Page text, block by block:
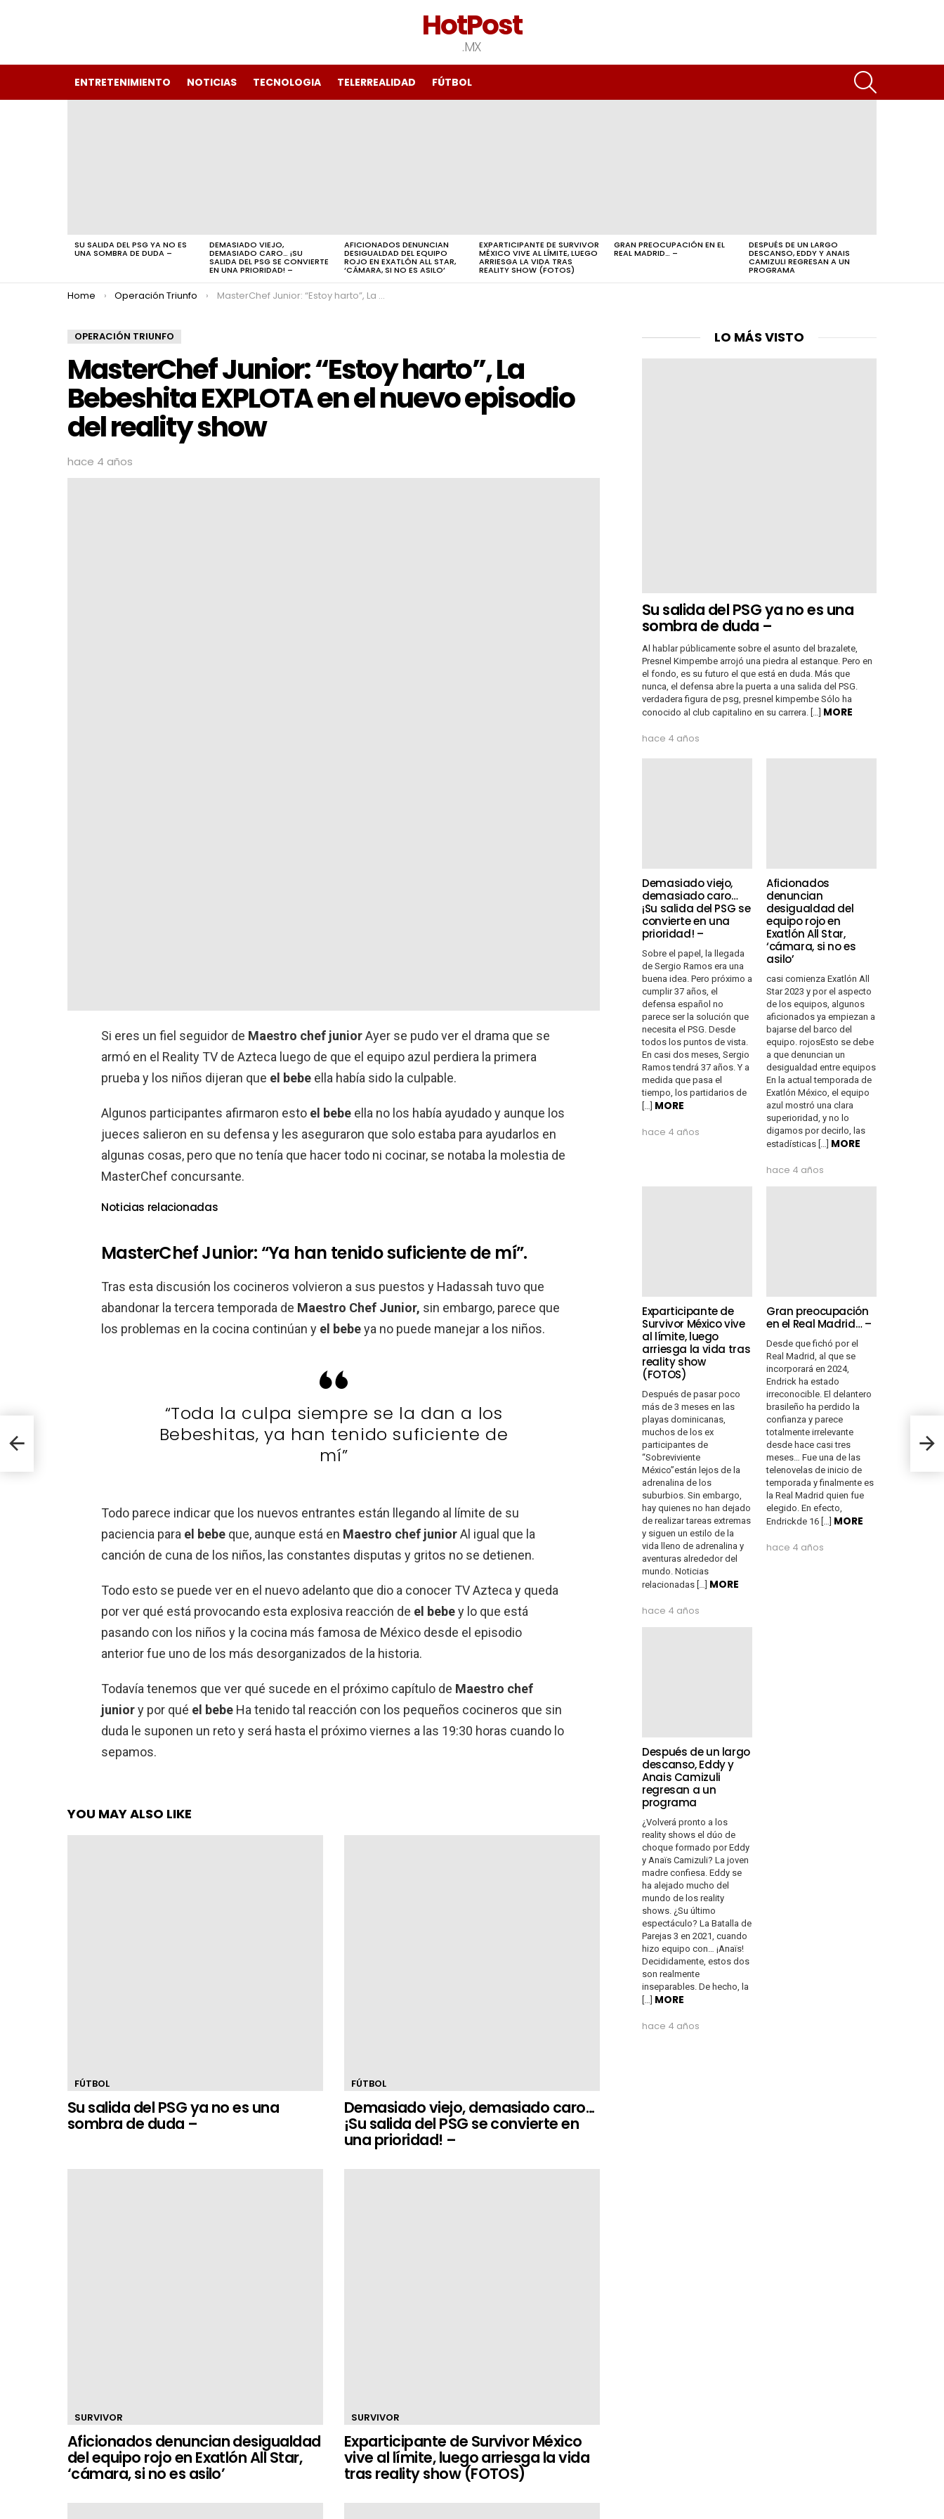
HotPost
.MX
ENTRETENIMIENTO NOTICIAS TECNOLOGIA TELERREALIDAD FÚTBOL
SU SALIDA DEL PSG YA NO ES
UNA SOMBRA DE DUDA –
DEMASIADO VIEJO,
DEMASIADO CARO… ¡SU
SALIDA DEL PSG SE CONVIERTE
EN UNA PRIORIDAD! –
AFICIONADOS DENUNCIAN
DESIGUALDAD DEL EQUIPO
ROJO EN EXATLÓN ALL STAR,
‘CÁMARA, SI NO ES ASILO’
EXPARTICIPANTE DE SURVIVOR
MÉXICO VIVE AL LÍMITE, LUEGO
ARRIESGA LA VIDA TRAS
REALITY SHOW (FOTOS)
GRAN PREOCUPACIÓN EN EL
REAL MADRID… –
DESPUÉS DE UN LARGO
DESCANSO, EDDY Y ANAIS
CAMIZULI REGRESAN A UN
PROGRAMA
You are here:
Home Operación Triunfo MasterChef Junior: “Estoy harto”, La Bebeshita EXPLOTA en el nuevo episodio del reality show
OPERACIÓN TRIUNFO
MasterChef Junior: “Estoy harto”, La
Bebeshita EXPLOTA en el nuevo episodio
del reality show
hace 4 años
Si eres un fiel seguidor de Maestro chef juniorAyer se pudo ver el drama que se
armó en el Reality TV de Azteca luego de que el equipo azul perdiera la primera
prueba y los niños dijeran que el bebe ella había sido la culpable.
Algunos participantes afirmaron esto el bebe ella no los había ayudado y aunque los
jueces salieron en su defensa y les aseguraron que solo estaba para ayudarlos en
algunas cosas, pero que no tenía que hacer todo ni cocinar, se notaba la molestia de
MasterChef concursante.
Noticias relacionadas
MasterChef Junior: “Ya han tenido suficiente de mí”.
Tras esta discusión los cocineros volvieron a sus puestos y Hadassah tuvo que
abandonar la tercera temporada de Maestro Chef Junior, sin embargo, parece que
los problemas en la cocina continúan y el bebeya no puede manejar a los niños.
“Toda la culpa siempre se la dan a los
Bebeshitas, ya han tenido suficiente de
mí”
Todo parece indicar que los nuevos entrantes están llegando al límite de su
paciencia para el bebe que, aunque está en Maestro chef juniorAl igual que la
canción de cuna de los niños, las constantes disputas y gritos no se detienen.
Todo esto se puede ver en el nuevo adelanto que dio a conocer TV Azteca y queda
por ver qué está provocando esta explosiva reacción de el bebey lo que está
pasando con los niños y la cocina más famosa de México desde el episodio
anterior fue uno de los más desorganizados de la historia.
Todavía tenemos que ver qué sucede en el próximo capítulo de Maestro chef
juniory por qué el bebe Ha tenido tal reacción con los pequeños cocineros que sin
duda le suponen un reto y será hasta el próximo viernes a las 19:30 horas cuando lo
sepamos.
YOU MAY ALSO LIKE
FÚTBOL
Su salida del PSG ya no es una
sombra de duda –
FÚTBOL
Demasiado viejo, demasiado caro…
¡Su salida del PSG se convierte en
una prioridad! –
SURVIVOR
Aficionados denuncian desigualdad
del equipo rojo en Exatlón All Star,
‘cámara, si no es asilo’
SURVIVOR
Exparticipante de Survivor México
vive al límite, luego arriesga la vida
tras reality show (FOTOS)
LO MÁS VISTO
Su salida del PSG ya no es una
sombra de duda –
Al hablar públicamente sobre el asunto del brazalete,
Presnel Kimpembe arrojó una piedra al estanque. Pero en
el fondo, es su futuro el que está en duda. Más que
nunca, el defensa abre la puerta a una salida del PSG.
verdadera figura de psg, presnel kimpembe Sólo ha
conocido al club capitalino en su carrera. […] MORE
hace 4 años
Demasiado viejo,
demasiado caro…
¡Su salida del PSG se
convierte en una
prioridad! –
Sobre el papel, la llegada
de Sergio Ramos era una
buena idea. Pero próximo a
cumplir 37 años, el
defensa español no
parece ser la solución que
necesita el PSG. Desde
todos los puntos de vista.
En casi dos meses, Sergio
Ramos tendrá 37 años. Y a
medida que pasa el
tiempo, los partidarios de
MORE
hace 4 años
Aficionados
denuncian
desigualdad del
equipo rojo en
Exatlón All Star,
‘cámara, si no es
asilo’
casi comienza Exatlón All
Star 2023 y por el aspecto
de los equipos, algunos
aficionados ya empiezan a
bajarse del barco del
equipo. rojosEsto se debe
a que denuncian un
desigualdad entre equipos
En la actual temporada de
Exatlón México, el equipo
azul mostró una clara
superioridad, y no lo
digamos por decirlo, las
estadísticas […] MORE
hace 4 años
Exparticipante de
Survivor México vive
al límite, luego
arriesga la vida tras
reality show
(FOTOS)
Después de pasar poco
más de 3 meses en las
playas dominicanas,
muchos de los ex
participantes de
“Sobreviviente
México”están lejos de la
adrenalina de los
suburbios. Sin embargo,
hay quienes no han dejado
de realizar tareas extremas
y siguen un estilo de la
vida lleno de adrenalina y
aventuras alrededor del
mundo. Noticias
relacionadas […] MORE
hace 4 años
Gran preocupación
en el Real Madrid… –
Desde que fichó por el
Real Madrid, al que se
incorporará en 2024,
Endrick ha estado
irreconocible. El delantero
brasileño ha perdido la
confianza y parece
totalmente irrelevante
desde hace casi tres
meses… Fue una de las
telenovelas de inicio de
temporada y finalmente es
la Real Madrid quien fue
elegido. En efecto,
Endrickde 16 […] MORE
hace 4 años
Después de un largo
descanso, Eddy y
Anais Camizuli
regresan a un
programa
¿Volverá pronto a los
reality shows el dúo de
choque formado por Eddy
y Anaïs Camizuli? La joven
madre confiesa. Eddy se
ha alejado mucho del
mundo de los reality
shows. ¿Su último
espectáculo? La Batalla de
Parejas 3 en 2021, cuando
hizo equipo con… ¡Anaïs!
Decididamente, estos dos
son realmente
inseparables. De hecho, la
MORE
hace 4 años